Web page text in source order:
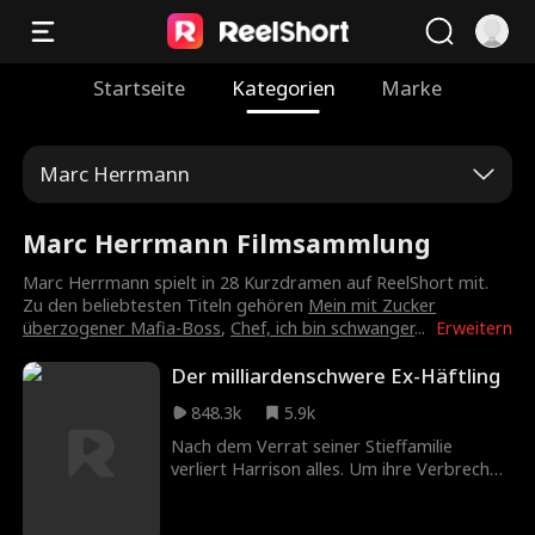
Startseite Kategorien Marke
Marc Herrmann
Marc Herrmann Filmsammlung
Erweitern
Marc Herrmann spielt in 28 Kurzdramen auf ReelShort mit.
Zu den beliebtesten Titeln gehören Mein mit Zucker
überzogener Mafia-Boss,Chef, ich bin schwanger...
Der milliardenschwere Ex-Häftling
848.3k
5.9k
Nach dem Verrat seiner Stieffamilie
verliert Harrison alles. Um ihre Verbrechen